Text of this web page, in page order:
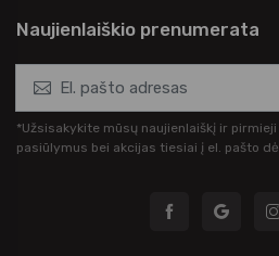
Naujienlaiškio prenumerata
*Užsisakykite mūsų naujienlaiškį ir
pasiūlymus bei akcijas tiesiai į el. pašto